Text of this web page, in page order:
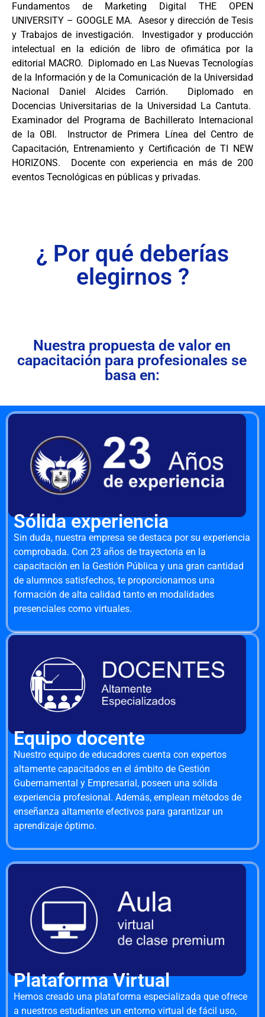
Fundamentos de Marketing Digital THE OPEN
UNIVERSITY – GOOGLE MA. Asesor y dirección de Tesis
y Trabajos de investigación. Investigador y producción
intelectual en la edición de libro de ofimática por la
editorial MACRO. Diplomado en Las Nuevas Tecnologías
de la Información y de la Comunicación de la Universidad
Nacional Daniel Alcides Carrión. Diplomado en
Docencias Universitarias de la Universidad La Cantuta.
Examinador del Programa de Bachillerato Internacional
de la OBI. Instructor de Primera Línea del Centro de
Capacitación, Entrenamiento y Certificación de TI NEW
HORIZONS. Docente con experiencia en más de 200
eventos Tecnológicas en públicas y privadas.
¿ Por qué deberías
elegirnos ?
Nuestra propuesta de valor en
capacitación para profesionales se
basa en:
Sólida experiencia
Sin duda, nuestra empresa se destaca por su experiencia
comprobada. Con 23 años de trayectoria en la
capacitación en la Gestión Pública y una gran cantidad
de alumnos satisfechos, te proporcionamos una
formación de alta calidad tanto en modalidades
presenciales como virtuales.
Equipo docente
Nuestro equipo de educadores cuenta con expertos
altamente capacitados en el ámbito de Gestión
Gubernamental y Empresarial, poseen una sólida
experiencia profesional. Además, emplean métodos de
enseñanza altamente efectivos para garantizar un
aprendizaje óptimo.
Plataforma Virtual
Hemos creado una plataforma especializada que ofrece
a nuestros estudiantes un entorno virtual de fácil uso,